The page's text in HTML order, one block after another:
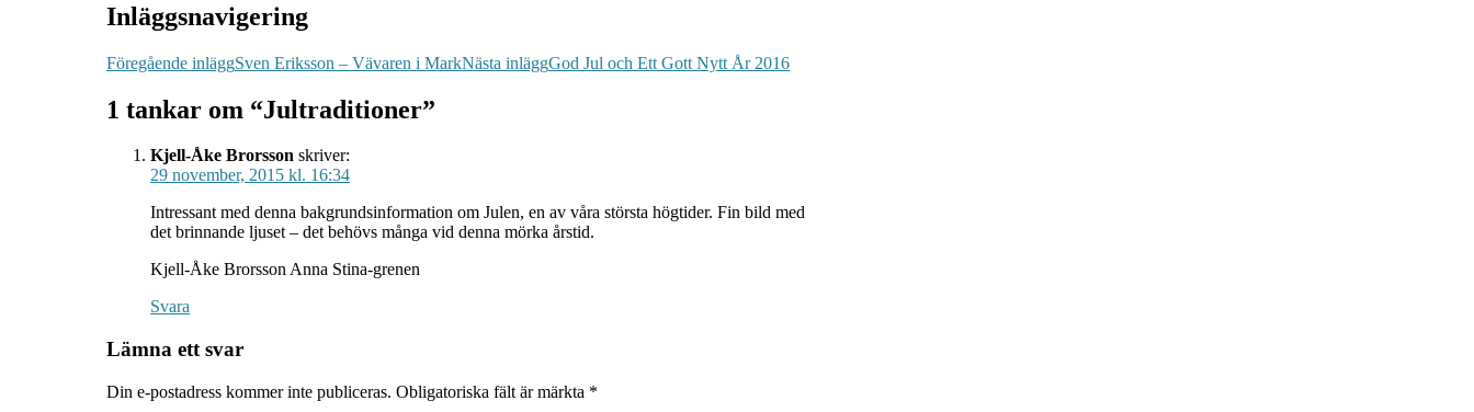
Inläggsnavigering
Föregående inläggSven Eriksson – Vävaren i MarkNästa inläggGod Jul och Ett Gott Nytt År 2016
1 tankar om “Jultraditioner”
Kjell-Åke Brorsson skriver:
29 november, 2015 kl. 16:34
Intressant med denna bakgrundsinformation om Julen, en av våra största högtider. Fin bild med
det brinnande ljuset – det behövs många vid denna mörka årstid.
Kjell-Åke Brorsson Anna Stina-grenen
Svara
Lämna ett svar
Din e-postadress kommer inte publiceras. Obligatoriska fält är märkta *